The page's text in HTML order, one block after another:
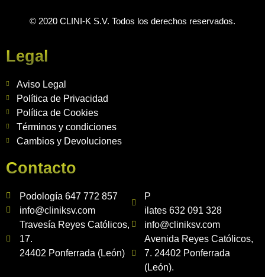
© 2020 CLINI-K S.V. Todos los derechos reservados.
Legal
Aviso Legal
Política de Privacidad
Política de Cookies
Términos y condiciones
Cambios y Devoluciones
Contacto
Podología 647 772 857
info@cliniksv.com
Travesía Reyes Católicos,
17.
24402 Ponferrada (León)
P
ilates 632 091 328
info@cliniksv.com
Avenida Reyes Católicos,
7. 24402 Ponferrada
(León).